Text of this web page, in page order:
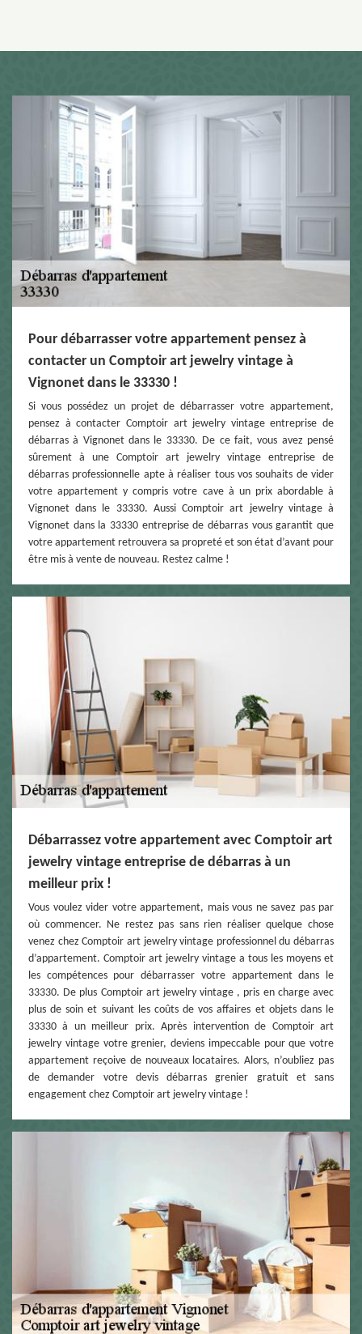
Pour débarrasser votre appartement pensez à
contacter un Comptoir art jewelry vintage à
Vignonet dans le 33330 !
Si vous possédez un projet de débarrasser votre appartement,
pensez à contacter Comptoir art jewelry vintage entreprise de
débarras à Vignonet dans le 33330. De ce fait, vous avez pensé
sûrement à une Comptoir art jewelry vintage entreprise de
débarras professionnelle apte à réaliser tous vos souhaits de vider
votre appartement y compris votre cave à un prix abordable à
Vignonet dans le 33330. Aussi Comptoir art jewelry vintage à
Vignonet dans la 33330 entreprise de débarras vous garantit que
votre appartement retrouvera sa propreté et son état d’avant pour
être mis à vente de nouveau. Restez calme !
Débarrassez votre appartement avec Comptoir art
jewelry vintage entreprise de débarras à un
meilleur prix !
Vous voulez vider votre appartement, mais vous ne savez pas par
où commencer. Ne restez pas sans rien réaliser quelque chose
venez chez Comptoir art jewelry vintage professionnel du débarras
d’appartement. Comptoir art jewelry vintage a tous les moyens et
les compétences pour débarrasser votre appartement dans le
33330. De plus Comptoir art jewelry vintage , pris en charge avec
plus de soin et suivant les coûts de vos affaires et objets dans le
33330 à un meilleur prix. Après intervention de Comptoir art
jewelry vintage votre grenier, deviens impeccable pour que votre
appartement reçoive de nouveaux locataires. Alors, n’oubliez pas
de demander votre devis débarras grenier gratuit et sans
engagement chez Comptoir art jewelry vintage !